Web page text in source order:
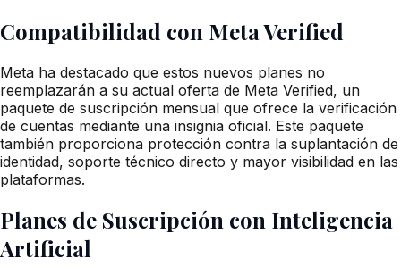
Compatibilidad con Meta Verified
Meta ha destacado que estos nuevos planes no
reemplazarán a su actual oferta de Meta Verified, un
paquete de suscripción mensual que ofrece la verificación
de cuentas mediante una insignia oficial. Este paquete
también proporciona protección contra la suplantación de
identidad, soporte técnico directo y mayor visibilidad en las
plataformas.
Planes de Suscripción con Inteligencia
Artificial